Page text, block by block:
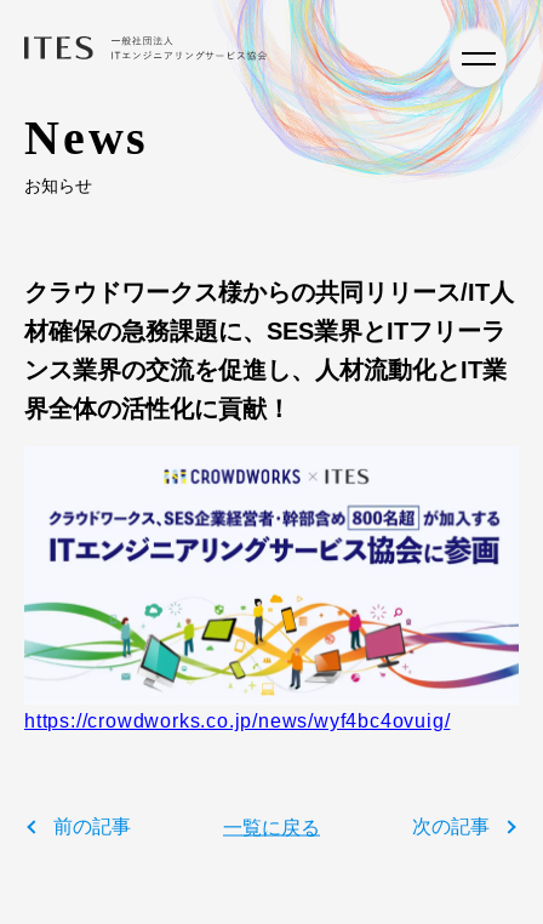
News
お知らせ
クラウドワークス様からの共同リリース/IT人
材確保の急務課題に、SES業界とITフリーラ
ンス業界の交流を促進し、人材流動化とIT業
界全体の活性化に貢献！
https://crowdworks.co.jp/news/wyf4bc4ovuig/
前の記事 一覧に戻る 次の記事